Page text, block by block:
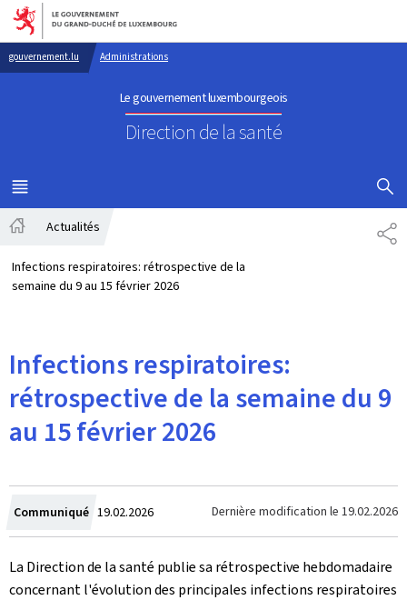
Aller au menu principal
Aller au contenu
gouvernement.lu Administrations
Le gouvernement luxembourgeois
Direction de la santé
MENU
PRINCIPAL
Actualités
Infections respiratoires: rétrospective de la
semaine du 9 au 15 février 2026
Infections respiratoires:
rétrospective de la semaine du 9
au 15 février 2026
Communiqué Crée
le
19.02.2026 Dernière modification le 19.02.2026
La Direction de la santé publie sa rétrospective hebdomadaire
concernant l'évolution des principales infections respiratoires